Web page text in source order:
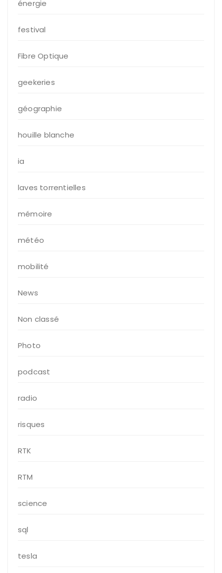
énergie
festival
Fibre Optique
geekeries
géographie
houille blanche
ia
laves torrentielles
mémoire
météo
mobilité
News
Non classé
Photo
podcast
radio
risques
RTK
RTM
science
sql
tesla